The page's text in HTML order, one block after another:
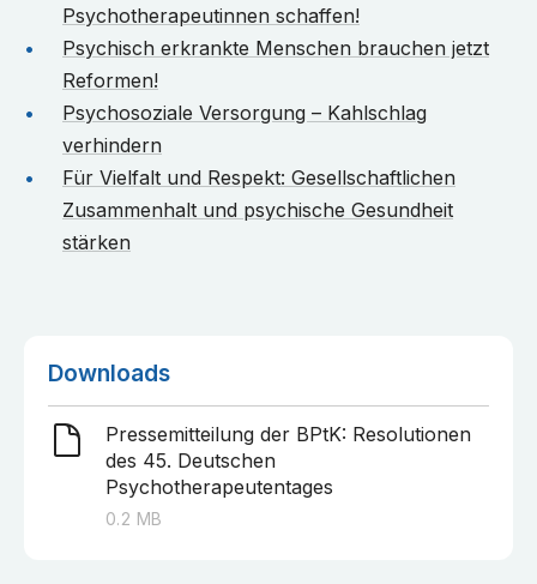
Psychotherapeutinnen schaffen!
Psychisch erkrankte Menschen brauchen jetzt
Reformen!
Psychosoziale Versorgung – Kahlschlag
verhindern
Für Vielfalt und Respekt: Gesellschaftlichen
Zusammenhalt und psychische Gesundheit
stärken
Downloads
Pressemitteilung der BPtK: Resolutionen
des 45. Deutschen
Psychotherapeutentages
0.2 MB